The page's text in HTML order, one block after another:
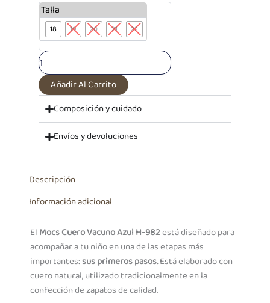
Talla
18 19 20 21 22
Mocs
Cuero
Vacuno
Azul
H-
982
cantidad
Añadir Al Carrito
Composición y cuidado
Envíos y devoluciones
Descripción
Información adicional
El Mocs Cuero Vacuno Azul H-982está diseñado para
acompañar a tu niño en una de las etapas más
importantes:sus primeros pasos.Está elaborado con
cuero natural, utilizado tradicionalmente en la
confección de zapatos de calidad.